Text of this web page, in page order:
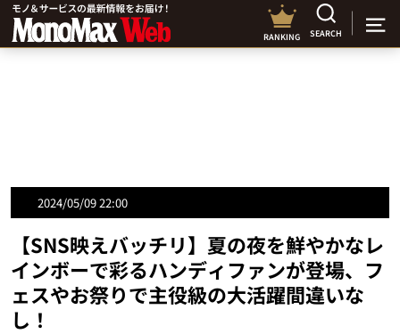
RANKING SEARCH
2024/05/09 22:00
【SNS映えバッチリ】夏の夜を鮮やかなレ
インボーで彩るハンディファンが登場、フ
ェスやお祭りで主役級の大活躍間違いな
し！